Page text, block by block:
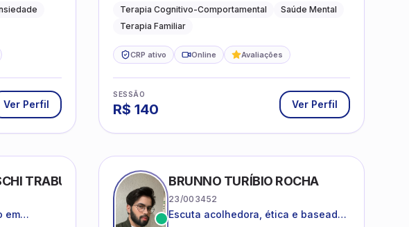
Ver Perfil
e terapia sistêmica
Terapia Cognitivo-Comportamental
Saúde Mental
Terapia Familiar
CRP ativo Online Avaliações
SESSÃO
R$ 140 Ver Perfil
TRABUCO
em
BRUNNO TURÍBIO ROCHA
23/003452
Escuta acolhedora, ética e baseada